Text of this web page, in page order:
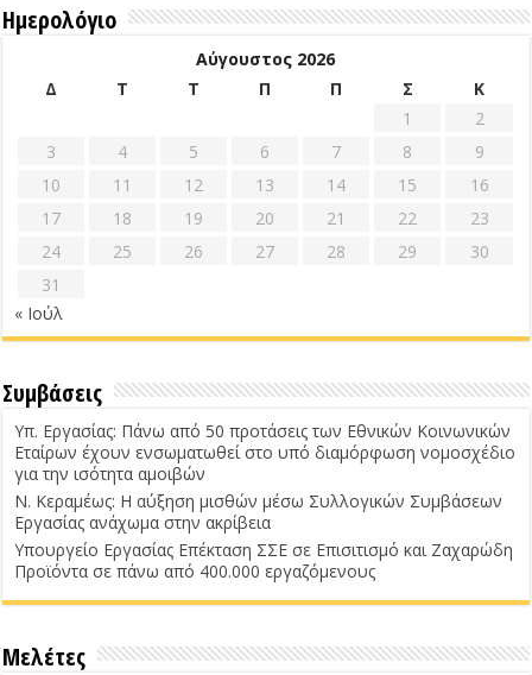
Ημερολόγιο
Αύγουστος 2026
Δ
Τ Τ Π Π Σ
Κ
1
2
3
4 5 6 7 8
9
10
11 12 13 14 15
16
17
18 19 20 21 22
23
24
25 26 27 28 29
30
31
« Ιούλ
Συμβάσεις
Υπ. Εργασίας: Πάνω από 50 προτάσεις των Εθνικών Κοινωνικών
Εταίρων έχουν ενσωματωθεί στο υπό διαμόρφωση νομοσχέδιο
για την ισότητα αμοιβών
Ν. Κεραμέως: Η αύξηση μισθών μέσω Συλλογικών Συμβάσεων
Εργασίας ανάχωμα στην ακρίβεια
Υπουργείο Εργασίας Επέκταση ΣΣΕ σε Επισιτισμό και Ζαχαρώδη
Προϊόντα σε πάνω από 400.000 εργαζόμενους
Μελέτες